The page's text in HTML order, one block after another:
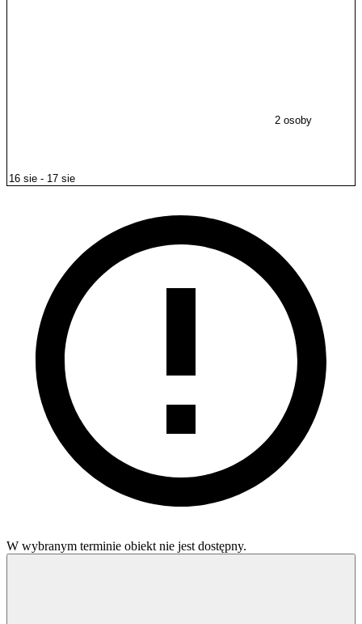
2 osoby
W wybranym terminie obiekt nie jest dostępny.